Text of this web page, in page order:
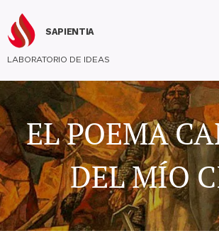
SAPIENTIA
LABORATORIO DE IDEAS
EL POEMA
DEL MÍO